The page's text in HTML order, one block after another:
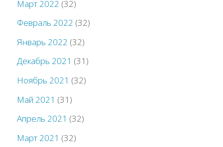
Март 2022 (32)
Февраль 2022 (32)
Январь 2022 (32)
Декабрь 2021 (31)
Ноябрь 2021 (32)
Май 2021 (31)
Апрель 2021 (32)
Март 2021 (32)